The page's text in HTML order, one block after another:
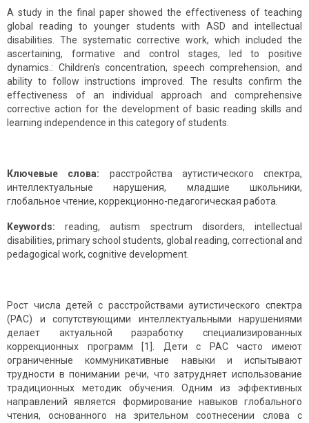
A study in the final paper showed the effectiveness of teaching
global reading to younger students with ASD and intellectual
disabilities. The systematic corrective work, which included the
ascertaining, formative and control stages, led to positive
dynamics.: Children's concentration, speech comprehension, and
ability to follow instructions improved. The results confirm the
effectiveness of an individual approach and comprehensive
corrective action for the development of basic reading skills and
learning independence in this category of students.
Ключевые слова: расстройства аутистического спектра,
интеллектуальные нарушения, младшие школьники,
глобальное чтение, коррекционно-педагогическая работа.
Keywords: reading, autism spectrum disorders, intellectual
disabilities, primary school students, global reading, correctional and
pedagogical work, cognitive development.
Рост числа детей с расстройствами аутистического спектра
(РАС) и сопутствующими интеллектуальными нарушениями
делает актуальной разработку специализированных
коррекционных программ [1]. Дети с РАС часто имеют
ограниченные коммуникативные навыки и испытывают
трудности в понимании речи, что затрудняет использование
традиционных методик обучения. Одним из эффективных
направлений является формирование навыков глобального
чтения, основанного на зрительном соотнесении слова с